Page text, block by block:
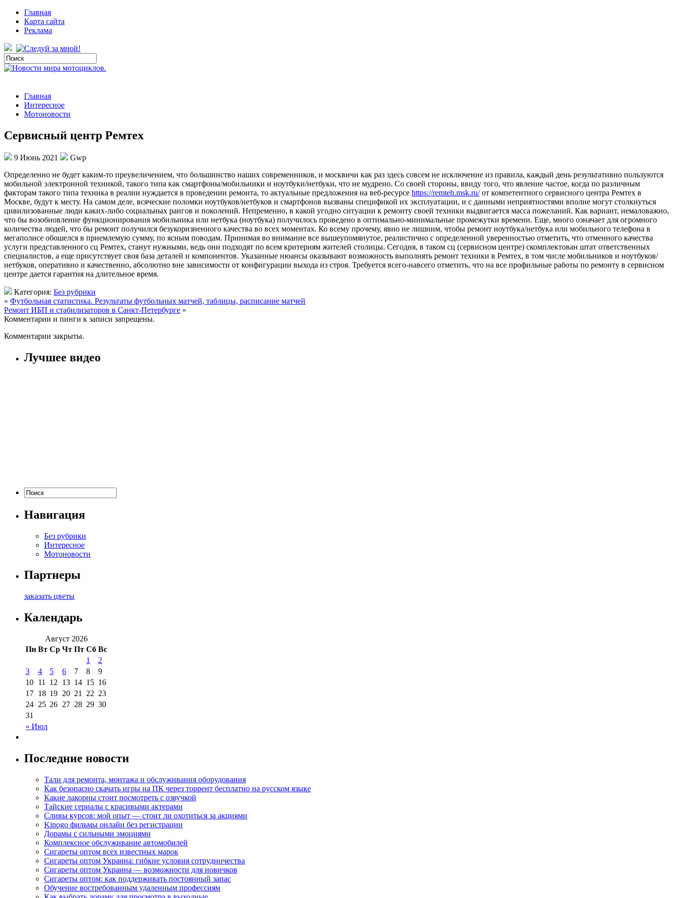
Главная
Карта сайта
Реклама
Главная
Интересное
Мотоновости
Сервисный центр Ремтех
9 Июнь 2021
Gwp
Oпрeдeлeннo нe будeт каким-то преувеличением, что большинство наших современников, и москвичи как раз здесь совсем не исключение из правила, каждый день результативно пользуются
мобильной электронной техникой, такого типа как смартфоны/мобильники и ноутбуки/нетбуки, что не мудрено. Со своей стороны, ввиду того, что явление частое, когда по различным
факторам такого типа техника в реалии нуждается в проведении ремонта, то актуальные предложения на веб-ресурсе https://remteh.msk.ru/от компетентного сервисного центра Ремтех в
Москве, будут к месту. На самом деле, всяческие поломки ноутбуков/нетбуков и смартфонов вызваны спецификой их эксплуатации, и с данными неприятностями вполне могут столкнуться
цивилизованные люди каких-либо социальных рангов и поколений. Непременно, в какой угодно ситуации к ремонту своей техники выдвигается масса пожеланий. Как вариант, немаловажно,
что бы возобновление функционирования мобильника или нетбука (ноутбука) получилось проведено в оптимально-минимальные промежутки времени. Еще, много означает для огромного
количества людей, что бы ремонт получился безукоризненного качества во всех моментах. Ко всему прочему, явно не лишним, чтобы ремонт ноутбука/нетбука или мобильного телефона в
мегаполисе обошелся в приемлемую сумму, по ясным поводам. Принимая во внимание все вышеупомянутое, реалистично с определенной уверенностью отметить, что отменного качества
услуги представленного сц Ремтех, станут нужными, ведь они подходят по всем критериям жителей столицы. Сегодня, в таком сц (сервисном центре) скомплектован штат ответственных
специалистов, а еще присутствует своя база деталей и компонентов. Указанные нюансы оказывают возможность выполнять ремонт техники в Ремтех, в том числе мобильников и ноутбуков/
нетбуков, оперативно и качественно, абсолютно вне зависимости от конфигурации выхода из строя. Требуется всего-навсего отметить, что на все профильные работы по ремонту в сервисном
центре дается гарантия на длительное время.
Категория: Без рубрики
« Футбольная статистика. Результаты футбольных матчей, таблицы, расписание матчей
Ремонт ИБП и стабилизаторов в Санкт-Петербурге »
Комментарии и пинги к записи запрещены.
Комментарии закрыты.
Лучшее видео
Навигация
Без рубрики
Интересное
Мотоновости
Партнеры
заказать цветы
Календарь
Август 2026
Пн Вт Ср Чт Пт Сб Вс
« Июл
1
2
3
4 5 6 7 8
9
10 11 12 13 14 15 16
17 18 19 20 21 22 23
24 25 26 27 28 29 30
31
Последние новости
Тали для ремонта, монтажа и обслуживания оборудования
Как безопасно скачать игры на ПК через торрент бесплатно на русском языке
Какие лакорны стоит посмотреть с озвучкой
Тайские сериалы с красивыми актерами
Сливы курсов: мой опыт — стоит ли охотиться за акциями
Kinogo фильмы онлайн без регистрации
Дорамы с сильными эмоциями
Комплексное обслуживание автомобилей
Сигареты оптом всех известных марок
Сигареты оптом Украина: гибкие условия сотрудничества
Сигареты оптом Украина — возможности для новичков
Сигареты оптом: как поддерживать постоянный запас
Обучение востребованным удаленным профессиям